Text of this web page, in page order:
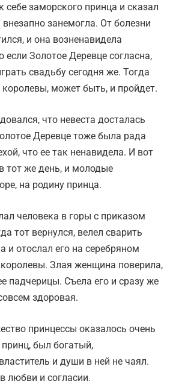
себе заморского принца и сказал
занемогла. От болезни
и она возненавидела
если Золотое Деревце согласна,
свадьбу сегодня же. Тогда
королевы, может быть, и пройдет.
что невеста досталась
Деревце тоже была рада
что ее так ненавидела. И вот
тот же день, и молодые
на родину принца.
человека в горы с приказом
тот вернулся, велел сварить
и отослал его на серебряном
Злая женщина поверила,
падчерицы. Съела его и сразу же
здоровая.
принцессы оказалось очень
был богатый,
и души в ней не чаял.
любви и согласии.